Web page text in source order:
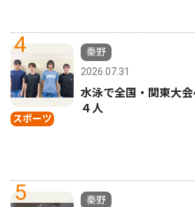
4
スポーツ
秦野
2026.07.31
水泳で全国・関東大
４人
5
秦野